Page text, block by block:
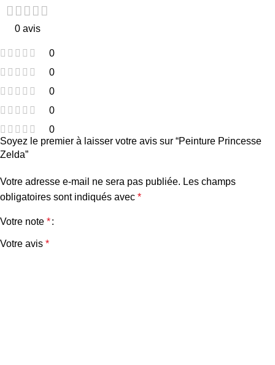
0 avis
0
0
0
0
0
Soyez le premier à laisser votre avis sur “Peinture Princesse
Zelda”
Votre adresse e-mail ne sera pas publiée. Les champs
obligatoires sont indiqués avec *
Votre note *
Votre avis *